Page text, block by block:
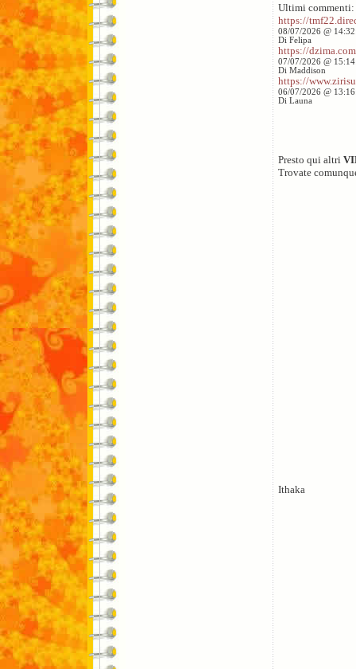
Ultimi commenti:
https://
08/07/2026 @
Di Felipa
https://
07/07/2026 @
Di Maddison
https://
06/07/2026 @
Di Launa
Presto qui altri
Trovate
Ithaka